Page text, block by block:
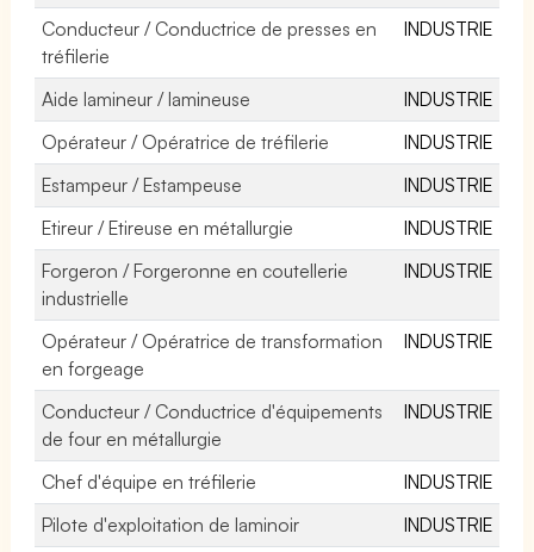
Conducteur / Conductrice de presses en
tréfilerie
INDUSTRIE
Aide lamineur / lamineuse
INDUSTRIE
Opérateur / Opératrice de tréfilerie
INDUSTRIE
Estampeur / Estampeuse
INDUSTRIE
Etireur / Etireuse en métallurgie
INDUSTRIE
Forgeron / Forgeronne en coutellerie
industrielle
INDUSTRIE
Opérateur / Opératrice de transformation
en forgeage
INDUSTRIE
Conducteur / Conductrice d'équipements
de four en métallurgie
INDUSTRIE
Chef d'équipe en tréfilerie
INDUSTRIE
Pilote d'exploitation de laminoir
INDUSTRIE